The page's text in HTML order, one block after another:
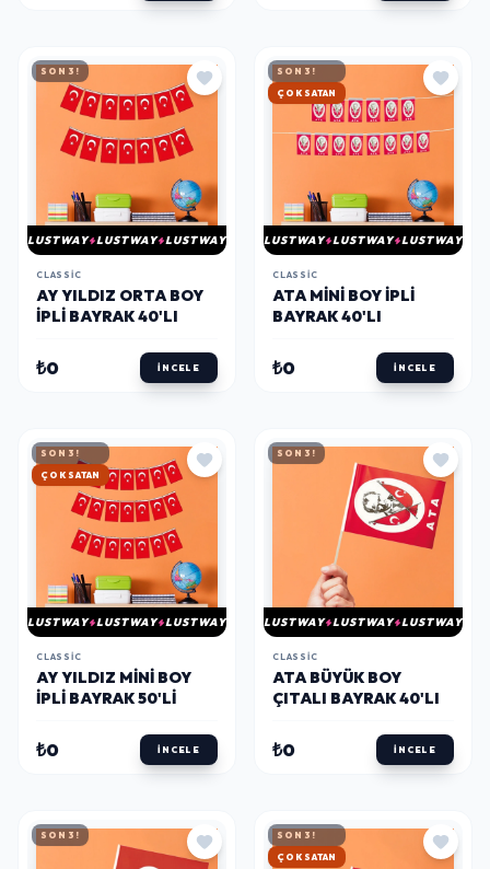
SON 3!
LUSTWAY LUSTWAY LUSTWAY
CLASSIC
AY YILDIZ ORTA BOY
İPLI BAYRAK 40'LI
₺0 İNCELE
SON 3!
HIZLI KARGO
LUSTWAY LUSTWAY LUSTWAY
CLASSIC
ATA MINI BOY İPLI
BAYRAK 40'LI
₺0 İNCELE
SON 3!
HIZLI KARGO
LUSTWAY LUSTWAY LUSTWAY
CLASSIC
AY YILDIZ MINI BOY
İPLI BAYRAK 50'LI
₺0 İNCELE
SON 3!
LUSTWAY LUSTWAY LUSTWAY
CLASSIC
ATA BÜYÜK BOY
ÇITALI BAYRAK 40'LI
₺0 İNCELE
SON 3!
SON 3!
HIZLI KARGO